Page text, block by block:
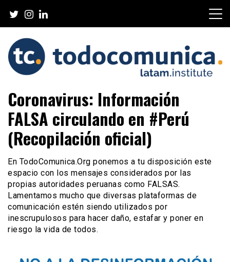
content
TodoComunica x LATAM
Institute
Coronavirus: Información
FALSA circulando en #Perú
(Recopilación oficial)
En TodoComunica.Org ponemos a tu disposición este
espacio con los mensajes considerados por las
propias autoridades peruanas como FALSAS.
Lamentamos mucho que diversas plataformas de
comunicación estén siendo utilizados por
inescrupulosos para hacer daño, estafar y poner en
riesgo la vida de todos.